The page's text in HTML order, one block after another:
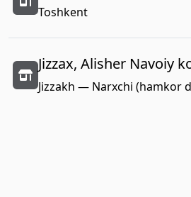
Toshkent
Jizzax, Alisher Navoiy
Jizzakh — Narxchi (hamkor